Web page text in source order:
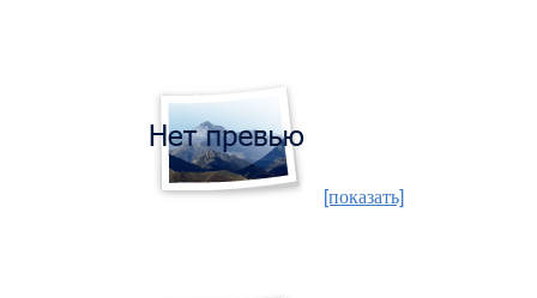
[показать]